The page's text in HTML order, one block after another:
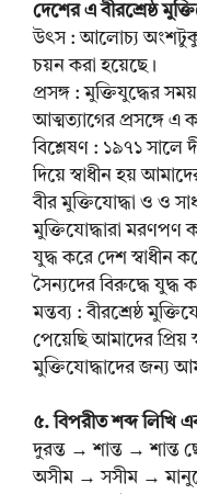
দেশের এ বীরশ্রেষ্ঠ
উৎস : আলোচ্য অংশটুকু
চয়ন করা হয়েছে।
প্রসঙ্গ : মুক্তিযুদ্ধের
আত্মত্যাগের প্রসঙ্গে এ
বিশ্লেষণ : ১৯৭১ সালে
দিয়ে স্বাধীন হয়
বীর মুক্তিযোদ্ধা ও ও
মুক্তিযোদ্ধারা মরণপণ
যুদ্ধ করে দেশ স্বাধীন
সৈন্যদের বিরুদ্ধে যুদ্ধ
মন্তব্য : বীরশ্রেষ্ঠ
পেয়েছি আমাদের প্রিয়
মুক্তিযোদ্ধাদের জন্য
৫. বিপরীত শব্দ লিখি
দুরন্ত → শান্ত → শান্ত
অসীম → সসীম →